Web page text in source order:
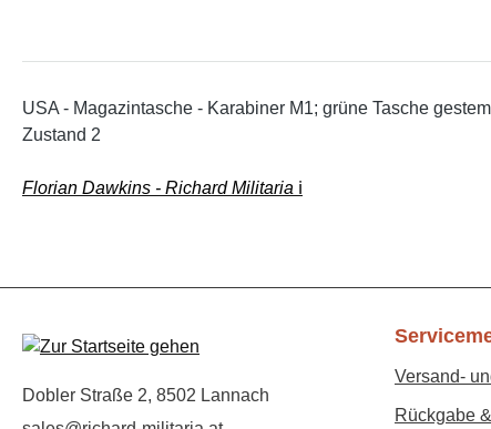
USA - Magazintasche - Karabiner M1; grüne Tasche
Zustand 2
Florian Dawkins - Richard Militaria ℹ️
Dobler Straße 2, 8502 Lannach
Versand-
Rückgabe